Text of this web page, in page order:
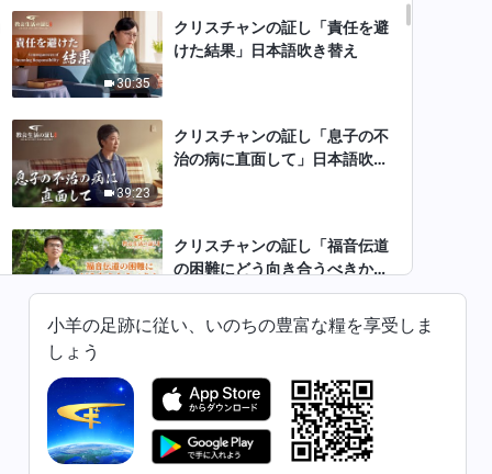
30:35
クリスチャンの証し「責任を避
けた結果」日本語吹き替え
39:23
クリスチャンの証し「息子の不
治の病に直面して」日本語吹き
クリスチャンの証し「福音伝道
の困難にどう向き合うべきか」
日本語吹き替え
35:47
者は役人ではない」日本語吹き
替え
クリスチャンの証し「神を畏れ
小羊の足跡に従い、いのちの豊富な糧を享受しま
しょう